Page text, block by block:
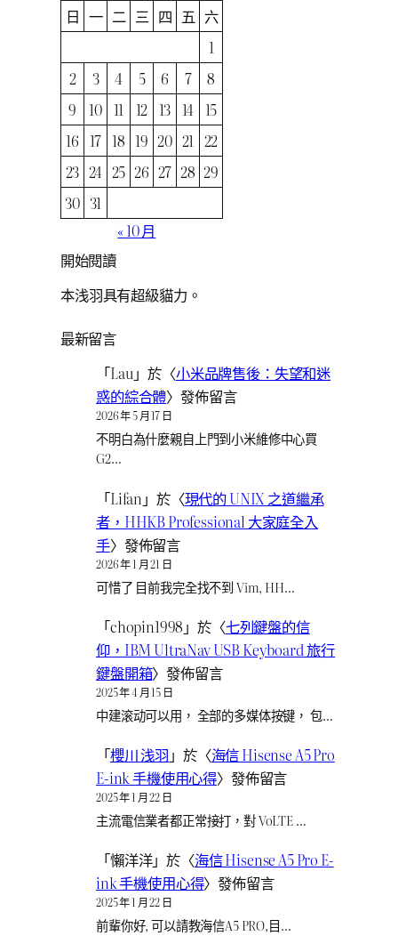
日 一 二 三 四 五 六
1
2
3 4 5 6 7
8
9
10 11 12 13 14 15
16 17 18 19 20 21 22
23 24 25 26 27 28 29
30 31
« 10 月
開始閱讀
本浅羽具有超級貓力。
最新留言
「Lau」於〈小米品牌售後：失望和迷
惑的綜合體〉發佈留言
2026 年 5 月 17 日
不明白為什麼親自上門到小米維修中心買
G2…
「Lifan 」於〈現代的 UNIX 之道繼承
者，HHKB Professional 大家庭全入
手〉發佈留言
2026 年 1 月 21 日
可惜了 目前我完全找不到 Vim, HH…
「chopin1998 」於〈七列鍵盤的信
仰，IBM UltraNav USB Keyboard 旅行
鍵盤開箱〉發佈留言
2025 年 4 月 15 日
中建滚动可以用， 全部的多媒体按键， 包…
「櫻川 浅羽 」於〈海信 Hisense A5 Pro
E-ink 手機使用心得〉發佈留言
2025 年 1 月 22 日
主流電信業者都正常接打，對 VoLTE …
「懶洋洋」於〈海信 Hisense A5 Pro E-
ink 手機使用心得〉發佈留言
2025 年 1 月 22 日
前輩你好, 可以請教海信A5 PRO,目…